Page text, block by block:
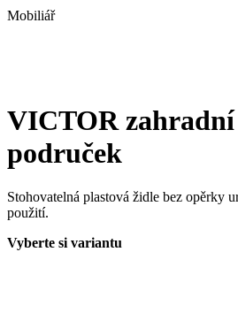
Mobiliář
VICTOR zahradní
područek
Stohovatelná plastová židle bez opěrky
použití.
Vyberte si variantu